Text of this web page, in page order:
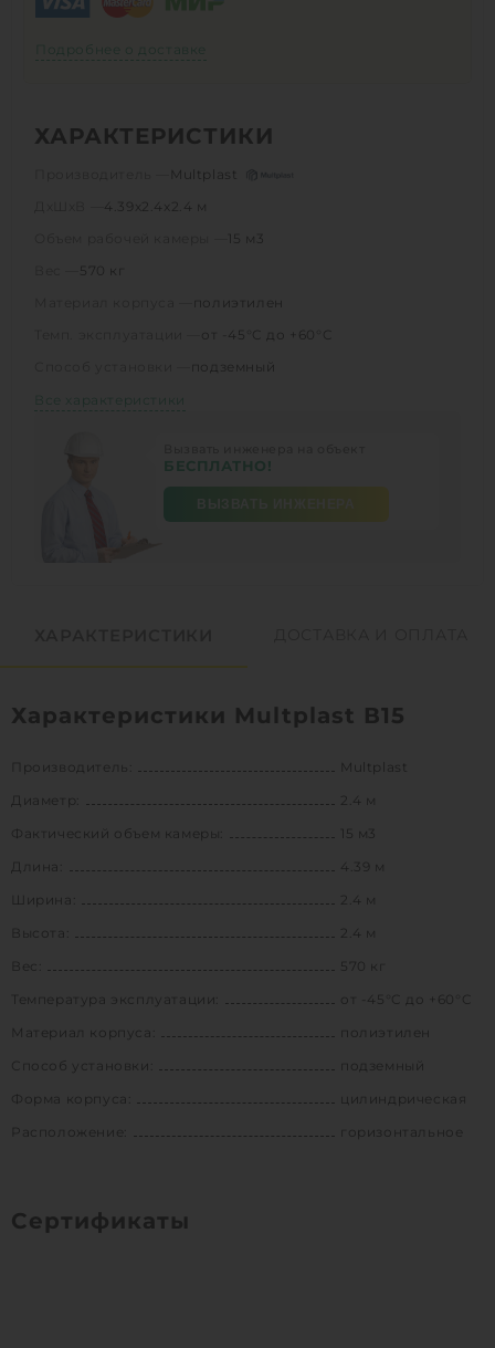
Подробнее о доставке
ХАРАКТЕРИСТИКИ
Multplast
4.39х2.4х2.4 м
15 м3
570 кг
полиэтилен
от -45°C до +60°C
подземный
Все характеристики
БЕСПЛАТНО!
Характеристики Multplast В15
Производитель:
Multplast
Диаметр:
2.4 м
Фактический объем камеры:
15 м3
Длина:
4.39 м
Ширина:
2.4 м
Высота:
2.4 м
570 кг
Температура эксплуатации:
от -45°C до +60°C
Материал корпуса:
полиэтилен
Способ установки:
подземный
Форма корпуса:
цилиндрическая
Расположение:
горизонтальное
Сертификаты